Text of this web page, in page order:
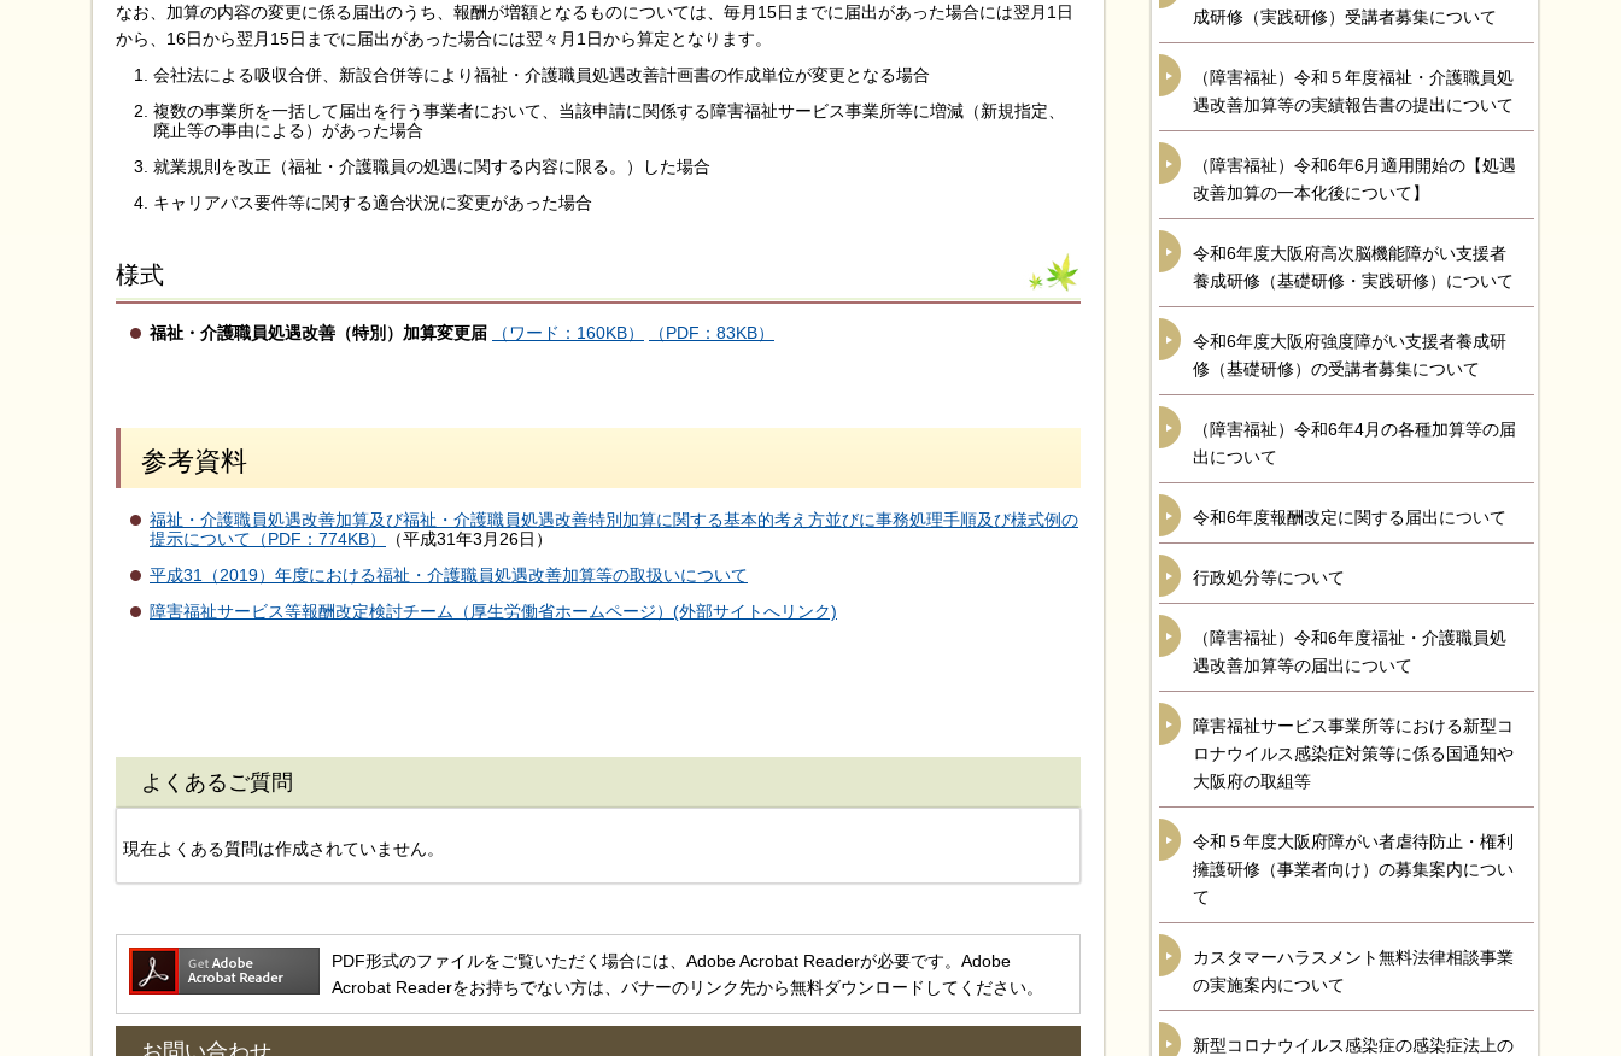
なお、加算の内容の変更に係る届出のうち、報酬が増額となるものについては、毎月15日までに届出があった場合には翌月1日
から、16日から翌月15日までに届出があった場合には翌々月1日から算定となります。
会社法による吸収合併、新設合併等により福祉・介護職員処遇改善計画書の作成単位が変更となる場合
複数の事業所を一括して届出を行う事業者において、当該申請に関係する障害福祉サービス事業所等に増減（新規指定、
廃止等の事由による）があった場合
就業規則を改正（福祉・介護職員の処遇に関する内容に限る。）した場合
キャリアパス要件等に関する適合状況に変更があった場合
様式
福祉・介護職員処遇改善（特別）加算変更届 （ワード：160KB） （PDF：83KB）
参考資料
福祉・介護職員処遇改善加算及び福祉・介護職員処遇改善特別加算に関する基本的考え方並びに事務処理手順及び様式例の
提示について（PDF：774KB）
（平成31年3月26日）
平成31（2019）年度における福祉・介護職員処遇改善加算等の取扱いについて
障害福祉サービス等報酬改定検討チーム（厚生労働省ホームページ）(外部サイトへリンク)
よくあるご質問
現在よくある質問は作成されていません。
PDF形式のファイルをご覧いただく場合には、Adobe Acrobat Readerが必要です。Adobe
Acrobat Readerをお持ちでない方は、バナーのリンク先から無料ダウンロードしてください。
お問い合わせ
成研修（実践研修）受講者募集について
（障害福祉）令和５年度福祉・介護職員処
遇改善加算等の実績報告書の提出について
（障害福祉）令和6年6月適用開始の【処遇
改善加算の一本化後について】
令和6年度大阪府高次脳機能障がい支援者
養成研修（基礎研修・実践研修）について
令和6年度大阪府強度障がい支援者養成研
修（基礎研修）の受講者募集について
（障害福祉）令和6年4月の各種加算等の届
出について
令和6年度報酬改定に関する届出について
行政処分等について
（障害福祉）令和6年度福祉・介護職員処
遇改善加算等の届出について
障害福祉サービス事業所等における新型コ
ロナウイルス感染症対策等に係る国通知や
大阪府の取組等
令和５年度大阪府障がい者虐待防止・権利
擁護研修（事業者向け）の募集案内につい
て
カスタマーハラスメント無料法律相談事業
の実施案内について
新型コロナウイルス感染症の感染症法上の